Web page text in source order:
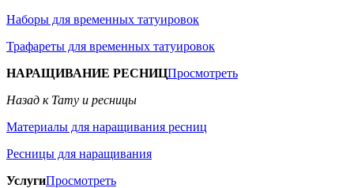
Наборы для временных татуировок
Трафареты для временных татуировок
НАРАЩИВАНИЕ РЕСНИЦПросмотреть
Назад к Тату и ресницы
Материалы для наращивания ресниц
Ресницы для наращивания
УслугиПросмотреть